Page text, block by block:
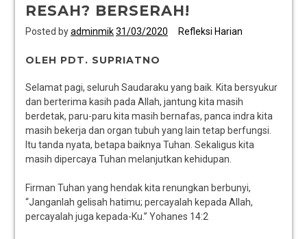
RESAH? BERSERAH!
Posted byadminmik31/03/2020 Refleksi Harian
OLEH PDT. SUPRIATNO
Selamat pagi, seluruh Saudaraku yang baik. Kita bersyukur
dan berterima kasih pada Allah, jantung kita masih
berdetak, paru-paru kita masih bernafas, panca indra kita
masih bekerja dan organ tubuh yang lain tetap berfungsi.
Itu tanda nyata, betapa baiknya Tuhan. Sekaligus kita
masih dipercaya Tuhan melanjutkan kehidupan.
Firman Tuhan yang hendak kita renungkan berbunyi,
“Janganlah gelisah hatimu; percayalah kepada Allah,
percayalah juga kepada-Ku.” Yohanes 14:2